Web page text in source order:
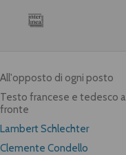
All'opposto di ogni posto
Testo francese e tedesco a
fronte
Lambert Schlechter
Clemente Condello